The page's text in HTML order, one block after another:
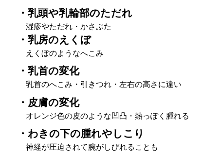
・乳頭や乳輪部のただれ
湿疹やただれ・かさぶた
・乳房のえくぼ
えくぼのようなへこみ
・乳首の変化
乳首のへこみ・引きつれ・左右の高さに違い
・皮膚の変化
オレンジ色の皮のような凹凸・熱っぽく腫れる
・わきの下の腫れやしこり
神経が圧迫されて腕がしびれることも